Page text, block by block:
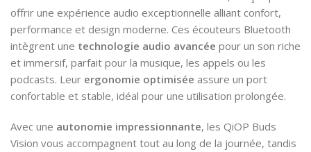
offrir une expérience audio exceptionnelle alliant confort,
performance et design moderne. Ces écouteurs Bluetooth
intègrent une technologie audio avancée pour un son riche
et immersif, parfait pour la musique, les appels ou les
podcasts. Leur ergonomie optimisée assure un port
confortable et stable, idéal pour une utilisation prolongée.
Avec une autonomie impressionnante, les QiOP Buds
Vision vous accompagnent tout au long de la journée, tandis